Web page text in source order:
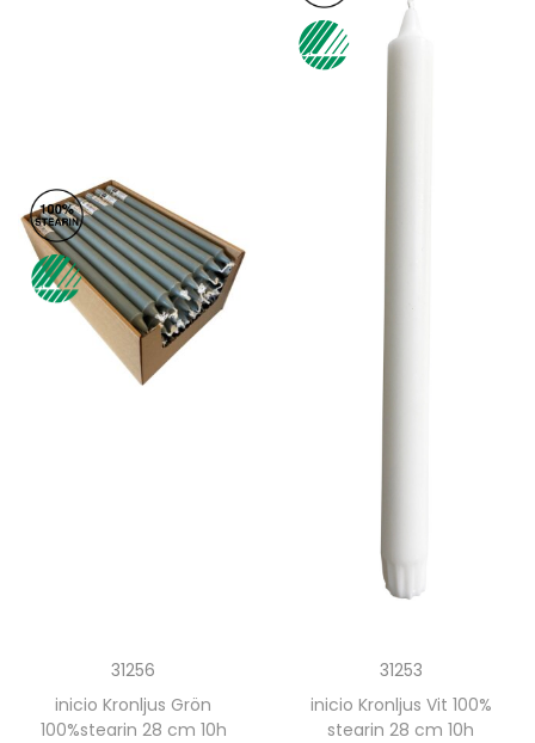
31256
inicio Kronljus Grön
100%stearin 28 cm 10h
31253
inicio Kronljus Vit 100%
stearin 28 cm 10h